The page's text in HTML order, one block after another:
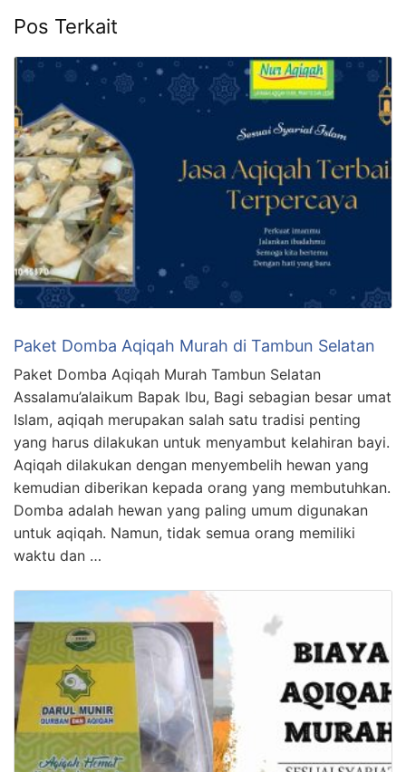
Pos Terkait
Paket Domba Aqiqah Murah di Tambun Selatan
Paket Domba Aqiqah Murah Tambun Selatan
Assalamu’alaikum Bapak Ibu, Bagi sebagian besar umat
Islam, aqiqah merupakan salah satu tradisi penting
yang harus dilakukan untuk menyambut kelahiran bayi.
Aqiqah dilakukan dengan menyembelih hewan yang
kemudian diberikan kepada orang yang membutuhkan.
Domba adalah hewan yang paling umum digunakan
untuk aqiqah. Namun, tidak semua orang memiliki
waktu dan …